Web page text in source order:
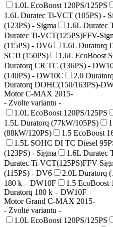
1.0L EcoBoost 120PS/125PS
1.6L Duratec Ti-VCT (105PS) -
(123PS) - Sigma
1.6L Duratec
Duratec Ti-VCT(125PS)FFV-
(115PS) - DV6
1.6L Duratorq
SCTi (150PS)
1.6L EcoBoost
Duratorq CR TC (136PS) -
(140PS) - DW10C
2.0
Duratorq DOHC(150/163PS)-
Motor C-MAX 2015-
- Zvolte variantu -
1.0L EcoBoost 120PS/125PS
1.5L Duratorq (77kW/105PS)
(88kW/120PS)
1.5 EcoBoost
1.5L SOHC DI TC Diesel
(123PS) - Sigma
1.6L Duratec
Duratec Ti-VCT(125PS)FFV-
(115PS) - DV6
2.0L Duratorq
180 k – DW10F
1.5 EcoBoost
Duratorq 180 k – DW10F
Motor Grand C-MAX 2015-
- Zvolte variantu -
1.0L EcoBoost 120PS/125PS